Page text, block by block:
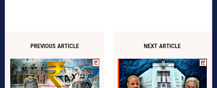
PREVIOUS ARTICLE NEXT ARTICLE